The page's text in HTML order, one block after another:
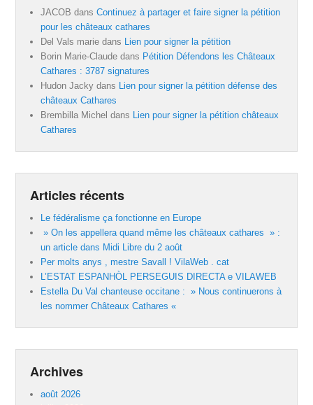
JACOB dansContinuez à partager et faire signer la pétition
pour les châteaux cathares
Del Vals marie dans Lien pour signer la pétition
Borin Marie-Claude dans Pétition Défendons les Châteaux
Cathares : 3787 signatures
Hudon Jacky dans Lien pour signer la pétition défense des
châteaux Cathares
Brembilla Michel dans Lien pour signer la pétition châteaux
Cathares
Articles récents
Le fédéralisme ça fonctionne en Europe
» On les appellera quand même les châteaux cathares » :
un article dans Midi Libre du 2 août
Per molts anys , mestre Savall ! VilaWeb . cat
L’ESTAT ESPANHÒL PERSEGUIS DIRECTA e VILAWEB
Estella Du Val chanteuse occitane : » Nous continuerons à
les nommer Châteaux Cathares «
Archives
août 2026